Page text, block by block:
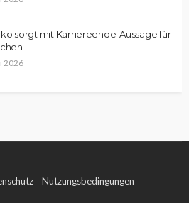
sorgt mit Karriereende-Aussage für
2026
Nutzungsbedingungen